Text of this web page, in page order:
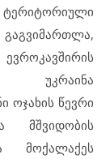
უკრაინა
ოჯახის წევრი
მოქალაქეს